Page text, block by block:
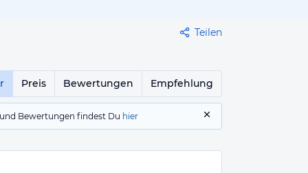
Teilen
Preis Bewertungen Empfehlung
Bewertungen findest Du hier